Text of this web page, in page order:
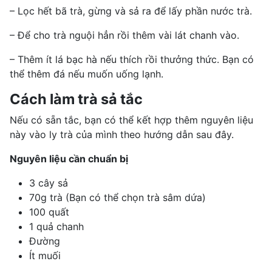
– Lọc hết bã trà, gừng và sả ra để lấy phần nước trà.
– Để cho trà nguội hẳn rồi thêm vài lát chanh vào.
– Thêm ít lá bạc hà nếu thích rồi thưởng thức. Bạn có
thể thêm đá nếu muốn uống lạnh.
Cách làm trà sả tắc
Nếu có sẵn tắc, bạn có thể kết hợp thêm nguyên liệu
này vào ly trà của mình theo hướng dẫn sau đây.
Nguyên liệu cần chuẩn bị
3 cây sả
70g trà (Bạn có thể chọn trà sâm dứa)
100 quất
1 quả chanh
Đường
Ít muối